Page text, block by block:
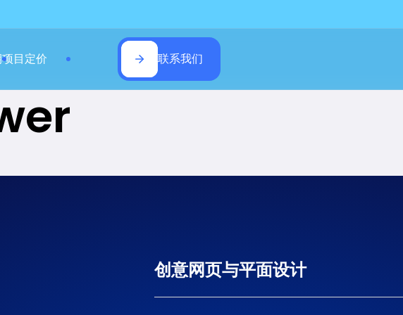
目定价 联系我们
创意网页与平面设计